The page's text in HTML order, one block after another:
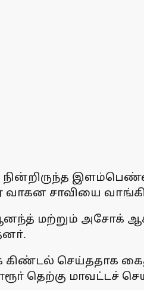
நின்றிருந்த
சாவியை
மற்றும் அசோக்
செய்ததாக
தெற்கு மாவட்டச்